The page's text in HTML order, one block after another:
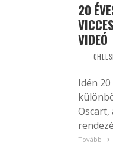
20
VIDEÓ
Idén
Oscart,
Tovább